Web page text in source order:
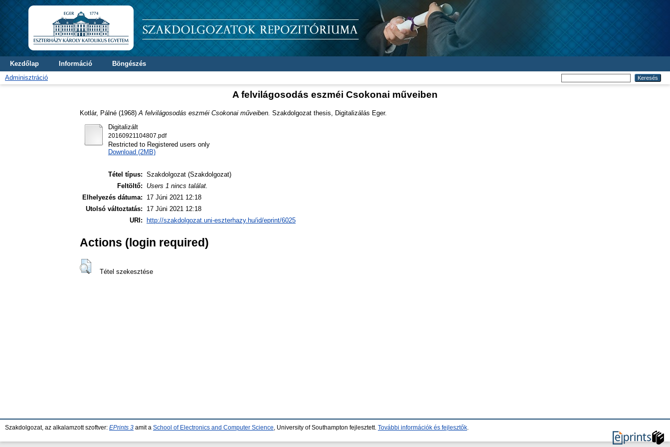
Kezdőlap Információ
Böngészés
Adminisztráció
A felvilágosodás eszméi Csokonai műveiben
Kotlár, Pálné (1968) A felvilágosodás eszméi Csokonai műveiben. Szakdolgozat thesis, Digitalizálás Eger.
Digitalizált
20160921104807.pdf
Restricted to Registered users only
Download (2MB)
Tétel típus: Szakdolgozat (Szakdolgozat)
Feltöltő:
Users 1 nincs találat.
Elhelyezés dátuma:
17 Júni 2021 12:18
Utolsó változtatás:
17 Júni 2021 12:18
URI:
http://szakdolgozat.uni-eszterhazy.hu/id/eprint/6025
Actions (login required)
Tétel szekesztése
Szakdolgozat, az alkalamzott szoftver: EPrints 3 amit a School of Electronics and Computer Science , University of Southampton fejlesztett. További információk és fejlesztők